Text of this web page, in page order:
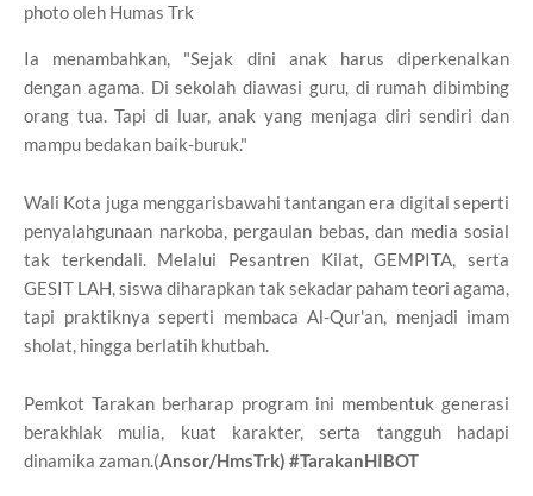
photo oleh Humas Trk
Ia menambahkan, "Sejak dini anak harus diperkenalkan
dengan agama. Di sekolah diawasi guru, di rumah dibimbing
orang tua. Tapi di luar, anak yang menjaga diri sendiri dan
mampu bedakan baik-buruk."
Wali Kota juga menggarisbawahi tantangan era digital seperti
penyalahgunaan narkoba, pergaulan bebas, dan media sosial
tak terkendali. Melalui Pesantren Kilat, GEMPITA, serta
GESIT LAH, siswa diharapkan tak sekadar paham teori agama,
tapi praktiknya seperti membaca Al-Qur'an, menjadi imam
sholat, hingga berlatih khutbah.
Pemkot Tarakan berharap program ini membentuk generasi
berakhlak mulia, kuat karakter, serta tangguh hadapi
dinamika zaman.(Ansor/HmsTrk) #TarakanHIBOT